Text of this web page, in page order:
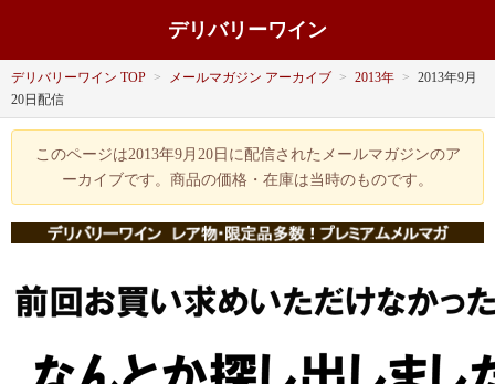
デリバリーワイン
デリバリーワイン TOP > メールマガジン アーカイブ > 2013年 > 2013年9月
20日配信
このページは2013年9月20日に配信されたメールマガジンのア
ーカイブです。商品の価格・在庫は当時のものです。